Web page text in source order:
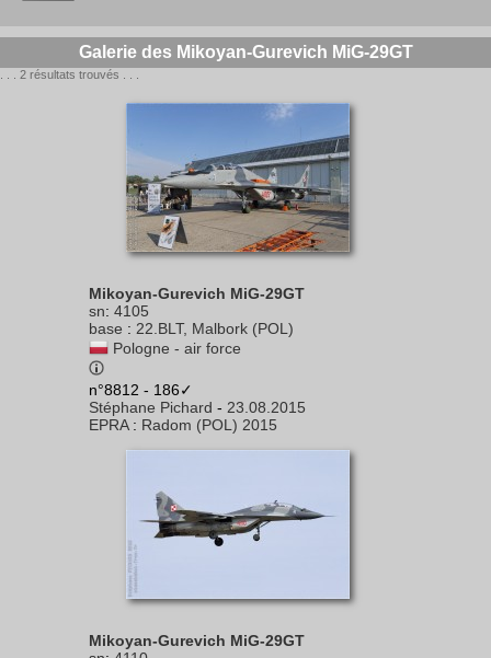
Galerie des Mikoyan-Gurevich MiG-29GT
. . . 2 résultats trouvés . . .
Mikoyan-Gurevich MiG-29GT
sn: 4105
base : 22.BLT, Malbork (POL)
Pologne - air force
n°8812 - 186✓
Stéphane Pichard - 23.08.2015
EPRA: Radom (POL) 2015
Mikoyan-Gurevich MiG-29GT